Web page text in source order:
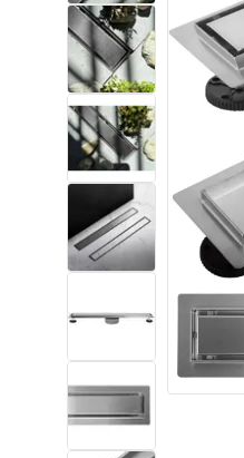
Odpływy liniowe
Toalety, ubikacje
Umywalki
Wanny i parawany
Baterie